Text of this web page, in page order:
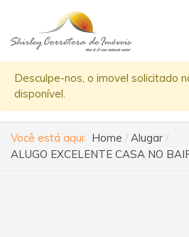
Desculpe-nos, o imovel solicitado
disponível.
Você está aqui: Home
Alugar
ALUGO EXCELENTE CASA NO